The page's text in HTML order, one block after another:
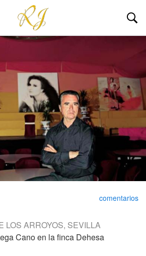
comentarios
LOS ARROYOS, SEVILLA
Cano en la finca Dehesa